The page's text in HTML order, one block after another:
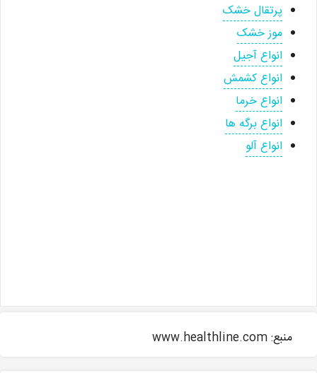
پرتقال خشک
موز خشک
انواع آجیل
انواع کشمش
انواع خرما
انواع برگه ها
انواع آلو
منبع: www.healthline.com